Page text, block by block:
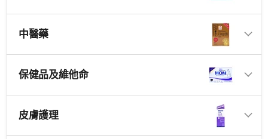
中醫藥
保健品及維他命
皮膚護理